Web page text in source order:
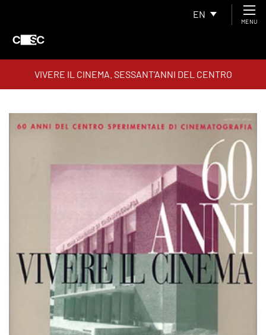
EN
MENU
VIVERE IL CINEMA. SESSANT’ANNI DEL CENTRO
SPERIMENTALE DI CINEMATOGRAFIA 1935-1995